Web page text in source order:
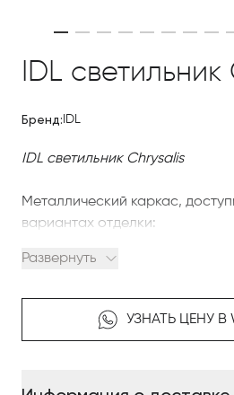
IDL
Бренд: IDL
IDL светильник Chrysalis
Металлический каркас,
вариантах отделки:
- чистая сталь
- черный баклажан
- черный никель
Развернуть
УЗНАТЬ ЦЕНУ В